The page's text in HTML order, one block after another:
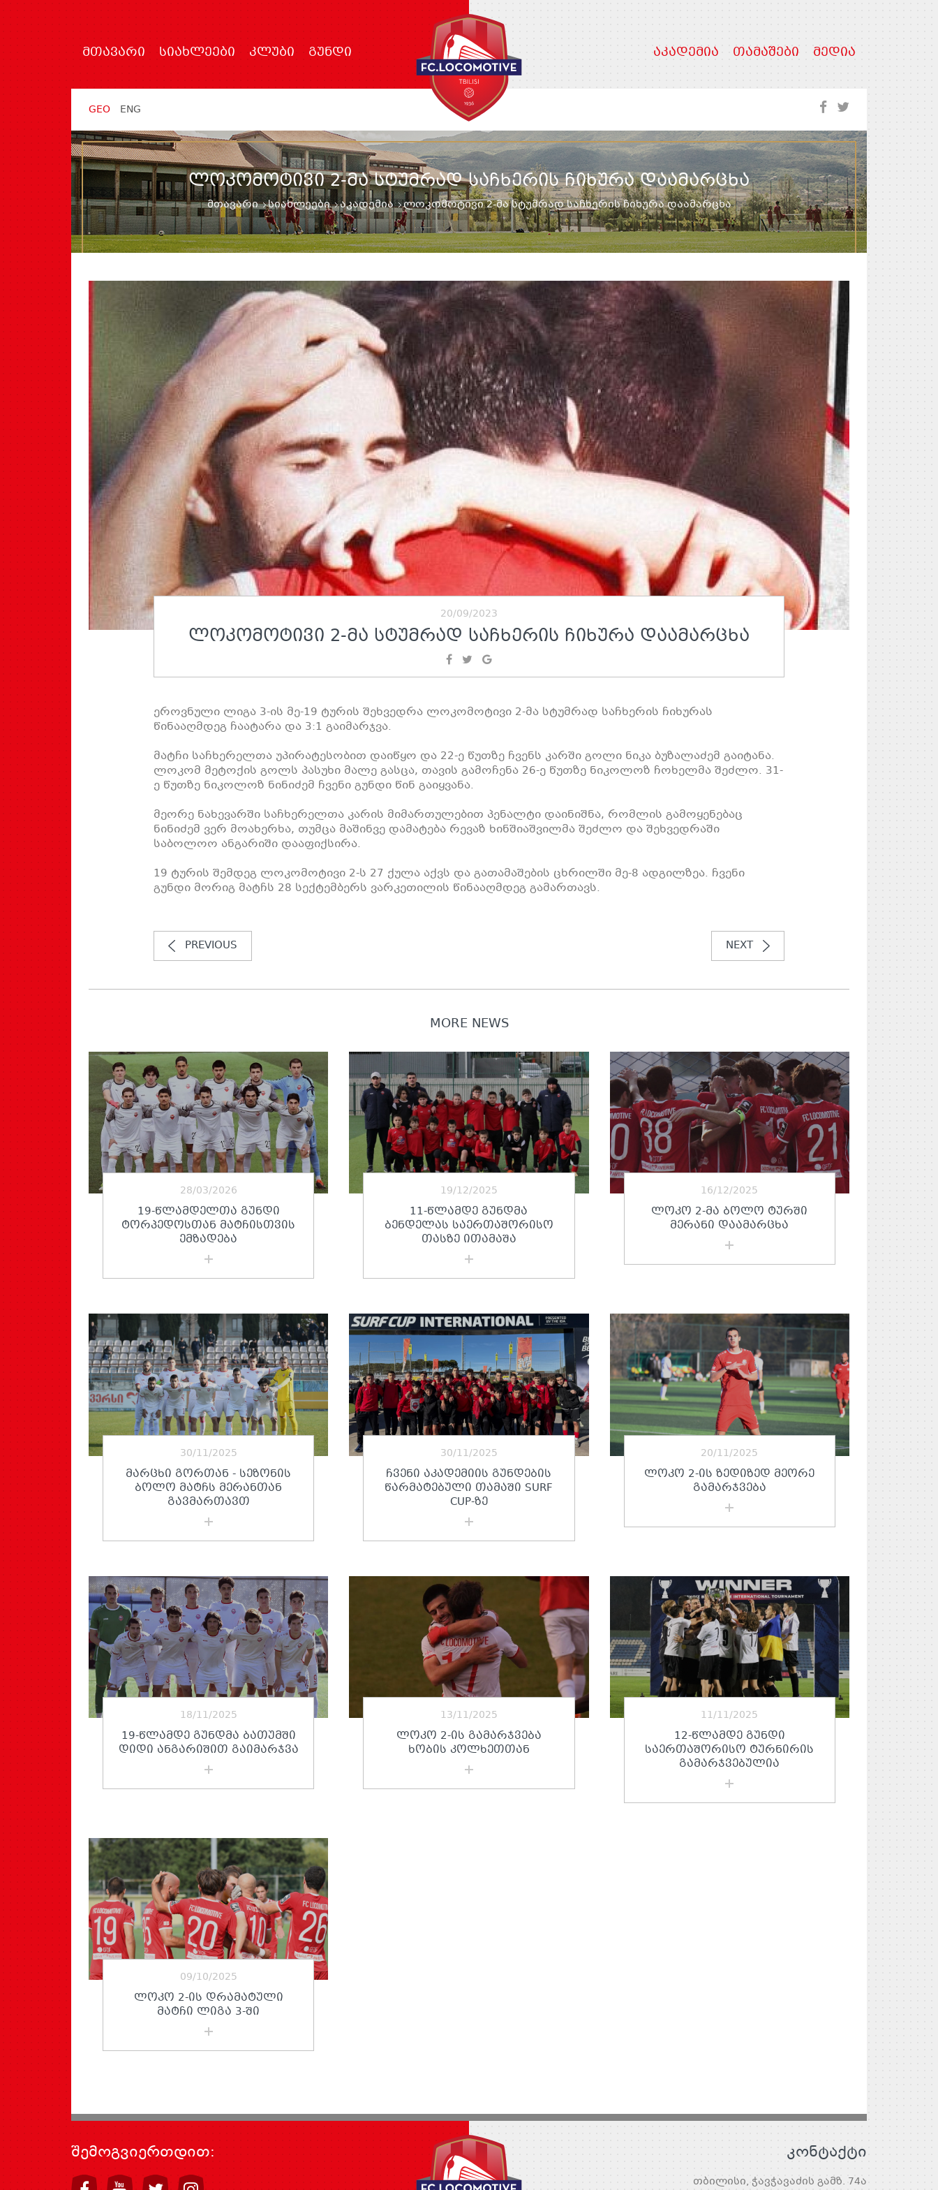
ᲛᲗᲐᲕᲐᲠᲘ ᲡᲘᲐᲮᲚᲔᲔᲑᲘ ᲙᲚᲣᲑᲘ ᲒᲣᲜᲓᲘ ᲐᲙᲐᲓᲔᲛᲘᲐ ᲗᲐᲛᲐᲨᲔᲑᲘ ᲛᲔᲓᲘᲐ
GEO ENG
ᲚᲝᲙᲝᲛᲝᲢᲘᲕᲘ 2-ᲛᲐ ᲡᲢᲣᲛᲠᲐᲓ ᲡᲐᲩᲮᲔᲠᲘᲡ ᲩᲘᲮᲣᲠᲐ ᲓᲐᲐᲛᲐᲠᲪᲮᲐ
მთავარი სიახლეები აკადემია ლოკომოტივი 2-მა სტუმრად საჩხერის ჩიხურა დაამარცხა
20/09/2023
ᲚᲝᲙᲝᲛᲝᲢᲘᲕᲘ 2-ᲛᲐ ᲡᲢᲣᲛᲠᲐᲓ ᲡᲐᲩᲮᲔᲠᲘᲡ ᲩᲘᲮᲣᲠᲐ ᲓᲐᲐᲛᲐᲠᲪᲮᲐ
ეროვნული ლიგა 3-ის მე-19 ტურის შეხვედრა ლოკომოტივი 2-მა სტუმრად საჩხერის ჩიხურას
წინააღმდეგ ჩაატარა და 3:1 გაიმარჯვა.
მატჩი საჩხერელთა უპირატესობით დაიწყო და 22-ე წუთზე ჩვენს კარში გოლი ნიკა ბუზალაძემ გაიტანა.
ლოკომ მეტოქის გოლს პასუხი მალე გასცა, თავის გამოჩენა 26-ე წუთზე ნიკოლოზ ჩოხელმა შეძლო. 31-
ე წუთზე ნიკოლოზ ნინიძემ ჩვენი გუნდი წინ გაიყვანა.
მეორე ნახევარში საჩხერელთა კარის მიმართულებით პენალტი დაინიშნა, რომლის გამოყენებაც
ნინიძემ ვერ მოახერხა, თუმცა მაშინვე დამატება რევაზ ხინშიაშვილმა შეძლო და შეხვედრაში
საბოლოო ანგარიში დააფიქსირა.
19 ტურის შემდეგ ლოკომოტივი 2-ს 27 ქულა აქვს და გათამაშების ცხრილში მე-8 ადგილზეა. ჩვენი
გუნდი მორიგ მატჩს 28 სექტემბერს ვარკეთილის წინააღმდეგ გამართავს.
PREVIOUS NEXT
MORE NEWS
28/03/2026
19-ᲬᲚᲐᲛᲓᲔᲚᲗᲐ ᲒᲣᲜᲓᲘ
ᲢᲝᲠᲞᲔᲓᲝᲡᲗᲐᲜ ᲛᲐᲢᲩᲘᲡᲗᲕᲘᲡ
ᲔᲛᲖᲐᲓᲔᲑᲐ
19/12/2025
11-ᲬᲚᲐᲛᲓᲔ ᲒᲣᲜᲓᲛᲐ
ᲑᲔᲜᲓᲔᲚᲐᲡ ᲡᲐᲔᲠᲗᲐᲨᲝᲠᲘᲡᲝ
ᲗᲐᲡᲖᲔ ᲘᲗᲐᲛᲐᲨᲐ
16/12/2025
ᲚᲝᲙᲝ 2-ᲛᲐ ᲑᲝᲚᲝ ᲢᲣᲠᲨᲘ
ᲛᲔᲠᲐᲜᲘ ᲓᲐᲐᲛᲐᲠᲪᲮᲐ
30/11/2025
ᲛᲐᲠᲪᲮᲘ ᲒᲝᲠᲗᲐᲜ - ᲡᲔᲖᲝᲜᲘᲡ
ᲑᲝᲚᲝ ᲛᲐᲢᲩᲡ ᲛᲔᲠᲐᲜᲗᲐᲜ
ᲒᲐᲕᲛᲐᲠᲗᲐᲕᲗ
30/11/2025
ᲩᲕᲔᲜᲘ ᲐᲙᲐᲓᲔᲛᲘᲘᲡ ᲒᲣᲜᲓᲔᲑᲘᲡ
ᲬᲐᲠᲛᲐᲢᲔᲑᲣᲚᲘ ᲗᲐᲛᲐᲨᲘ SURF
CUP-ᲖᲔ
20/11/2025
ᲚᲝᲙᲝ 2-ᲘᲡ ᲖᲔᲓᲘᲖᲔᲓ ᲛᲔᲝᲠᲔ
ᲒᲐᲛᲐᲠᲯᲕᲔᲑᲐ
18/11/2025
19-ᲬᲚᲐᲛᲓᲔ ᲒᲣᲜᲓᲛᲐ ᲑᲐᲗᲣᲛᲨᲘ
ᲓᲘᲓᲘ ᲐᲜᲒᲐᲠᲘᲨᲘᲗ ᲒᲐᲘᲛᲐᲠᲯᲕᲐ
13/11/2025
ᲚᲝᲙᲝ 2-ᲘᲡ ᲒᲐᲛᲐᲠᲯᲕᲔᲑᲐ
ᲮᲝᲑᲘᲡ ᲙᲝᲚᲮᲔᲗᲗᲐᲜ
11/11/2025
12-ᲬᲚᲐᲛᲓᲔ ᲒᲣᲜᲓᲘ
ᲡᲐᲔᲠᲗᲐᲨᲝᲠᲘᲡᲝ ᲢᲣᲠᲜᲘᲠᲘᲡ
ᲒᲐᲛᲐᲠᲯᲕᲔᲑᲣᲚᲘᲐ
09/10/2025
ᲚᲝᲙᲝ 2-ᲘᲡ ᲓᲠᲐᲛᲐᲢᲣᲚᲘ
ᲛᲐᲢᲩᲘ ᲚᲘᲒᲐ 3-ᲨᲘ
შემოგვიერთდით: კონტაქტი
თბილისი, ჭავჭავაძის გამზ. 74ა